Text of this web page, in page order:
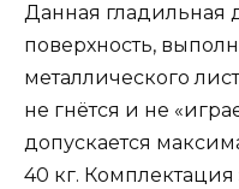
Данная гладильная
поверхность,
металлического
не гнётся и не
допускается
40 кг.